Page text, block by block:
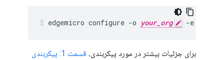
edgemicro configure -o your_org -e
برای جزئیات بیشتر در مورد پیکربندی،
قسمت 1: پیکربندی